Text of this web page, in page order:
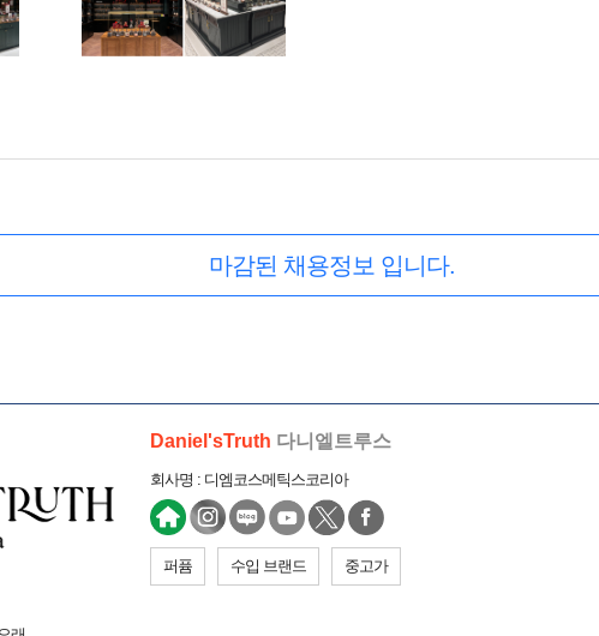
마감된 채용정보 입니다.
Daniel'sTruth 다니엘트루스
회사명 : 디엠코스메틱스코리아
퍼퓸 수입 브랜드 중고가